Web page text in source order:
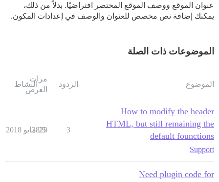
عنوان الموقع ووصف الموقع المختصر افتراضيًا. بدلاً من ذلك،
يمكنك إضافة نص مخصص للعنوان والوصف في إعدادات المكون.
الموضوعات ذات الصلة
الموضوع الردود
مرات
العرض
النشاط
How to modify the header
HTML, but still remaining the
default founctions
Support
3
3820
25 مايو 2018
Need plugin code for